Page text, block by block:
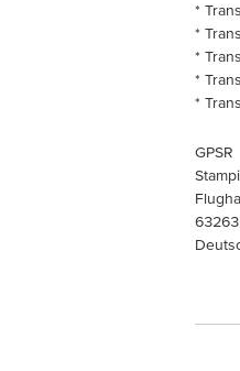
*
*
*
*
*
GPSR